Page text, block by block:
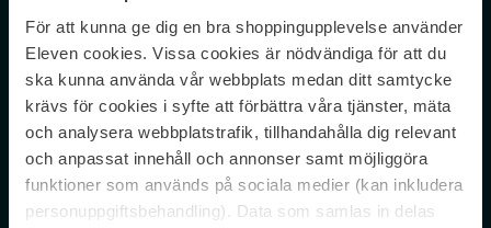
För att kunna ge dig en bra shoppingupplevelse använder
Eleven cookies. Vissa cookies är nödvändiga för att du
ska kunna använda vår webbplats medan ditt samtycke
krävs för cookies i syfte att förbättra våra tjänster, mäta
och analysera webbplatstrafik, tillhandahålla dig relevant
och anpassat innehåll och annonser samt möjliggöra
funktioner som används på sociala medier (kan inkludera
personuppgiftsbehandling). Data som samlas in delas
Never miss a beat.
Sign up to our newsletter.
Genom att prenumerera accepterar du vår Integritetspolicy. Avprenumerera